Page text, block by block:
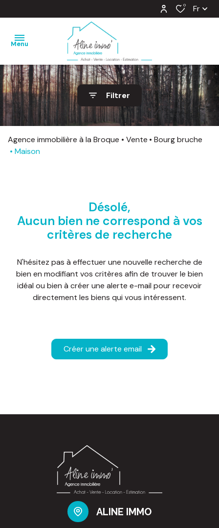
0 Fr
Menu
nos
ventes
nos
locations
estimation
barème
d'honoraires
contacter
Filtrer
Agence immobilière à la Broque Vente
Bourg bruche
Maison
Désolé,
Aucun bien ne correspond à vos
critères de recherche
N'hésitez pas à effectuer une nouvelle recherche de
bien en modifiant vos critères afin de trouver le bien
idéal ou bien à créer une alerte e-mail pour recevoir
directement les biens qui vous intéressent.
Créer une alerte email
ALINE IMMO